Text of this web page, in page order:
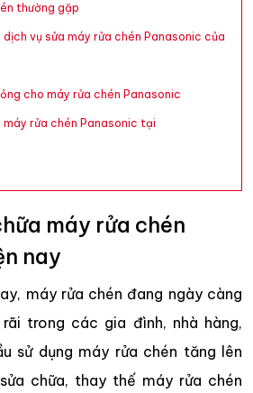
thường gặp
dịch vụ sửa máy rửa chén Panasonic của
cho máy rửa chén Panasonic
máy rửa chén Panasonic tại
máy rửa chén
nay
máy rửa chén đang ngày càng
trong các gia đình, nhà hàng,
sử dụng máy rửa chén tăng lên
chữa, thay thế máy rửa chén